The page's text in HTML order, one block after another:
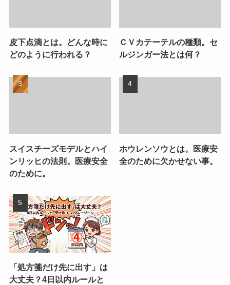
皮下点滴とは。どんな時に
どのように行われる？
ＣＶカテーテルの種類。セ
ルジンガー法とは何？
スイスチーズモデルとハイ
ンリッヒの法則。医療安全
のために。
ホウレンソウとは。医療安
全のために欠かせない事。
「処方箋だけ先に出す」は
大丈夫？4日以内ルールと